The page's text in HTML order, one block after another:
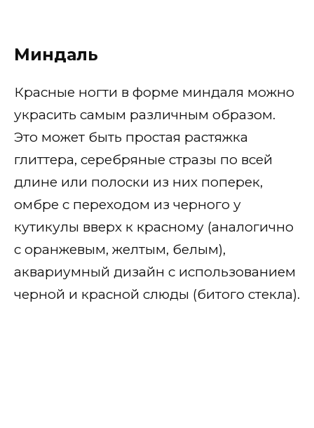
Миндаль
Красные ногти в форме миндаля можно
украсить самым различным образом.
Это может быть простая растяжка
глиттера, серебряные стразы по всей
длине или полоски из них поперек,
омбре с переходом из черного у
кутикулы вверх к красному (аналогично
с оранжевым, желтым, белым),
аквариумный дизайн с использованием
черной и красной слюды (битого стекла).